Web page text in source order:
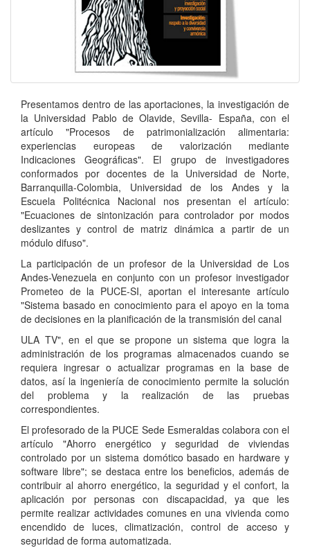
Presentamos dentro de las aportaciones, la investigación de
la Universidad Pablo de Olavide, Sevilla- España, con el
artículo "Procesos de patrimonialización alimentaria:
experiencias europeas de valorización mediante
Indicaciones Geográficas". El grupo de investigadores
conformados por docentes de la Universidad de Norte,
Barranquilla-Colombia, Universidad de los Andes y la
Escuela Politécnica Nacional nos presentan el artículo:
"Ecuaciones de sintonización para controlador por modos
deslizantes y control de matriz dinámica a partir de un
módulo difuso".
La participación de un profesor de la Universidad de Los
Andes-Venezuela en conjunto con un profesor investigador
Prometeo de la PUCE-SI, aportan el interesante artículo
"Sistema basado en conocimiento para el apoyo en la toma
de decisiones en la planificación de la transmisión del canal
ULA TV", en el que se propone un sistema que logra la
administración de los programas almacenados cuando se
requiera ingresar o actualizar programas en la base de
datos, así la ingeniería de conocimiento permite la solución
del problema y la realización de las pruebas
correspondientes.
El profesorado de la PUCE Sede Esmeraldas colabora con el
artículo "Ahorro energético y seguridad de viviendas
controlado por un sistema domótico basado en hardware y
software libre"; se destaca entre los beneficios, además de
contribuir al ahorro energético, la seguridad y el confort, la
aplicación por personas con discapacidad, ya que les
permite realizar actividades comunes en una vivienda como
encendido de luces, climatización, control de acceso y
seguridad de forma automatizada.